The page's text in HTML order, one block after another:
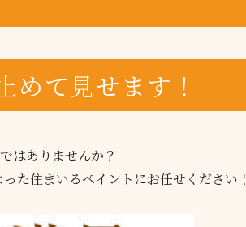
めて見せます！
はありませんか？
た住まいるペイントにお任せください！